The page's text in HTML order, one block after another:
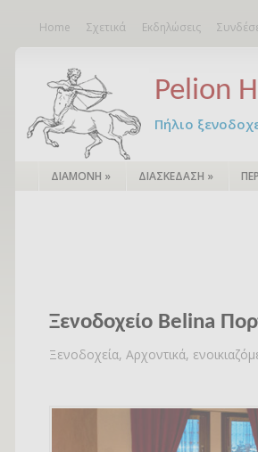
Home Σχετικά Εκδηλώσεις
Pelion
Πήλιο
ΔΙΑΜΟΝΗ » ΔΙΑΣΚΕΔΑΣΗ »
Ξενοδοχείο Belina
Ξενοδοχεία, Αρχοντικά,